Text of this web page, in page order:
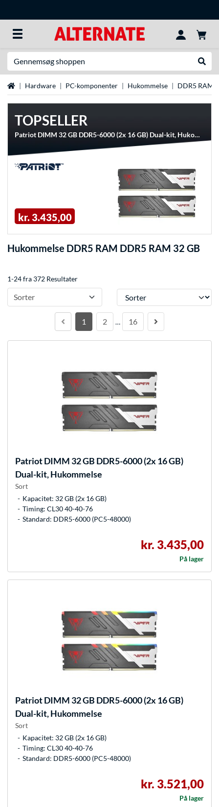
StartsideHardware PC-komponenter Hukommelse DDR5 RAM
TOPSELLER
Patriot DIMM 32 GB DDR5-6000 (2x 16 GB) Dual-kit, Hukommelse
kr. 3.435,00
Hukommelse DDR5 RAM DDR5 RAM 32 GB
1-24 fra 372 Resultater
Sorter Sorter
1 2 … 16
PatriotDIMM 32 GB DDR5-6000 (2x 16 GB)
Dual-kit, Hukommelse
Sort
Kapacitet: 32 GB (2x 16 GB)
Timing: CL30 40-40-76
Standard: DDR5-6000 (PC5-48000)
kr. 3.435,00
På lager
PatriotDIMM 32 GB DDR5-6000 (2x 16 GB)
Dual-kit, Hukommelse
Sort
Kapacitet: 32 GB (2x 16 GB)
Timing: CL30 40-40-76
Standard: DDR5-6000 (PC5-48000)
kr. 3.521,00
På lager